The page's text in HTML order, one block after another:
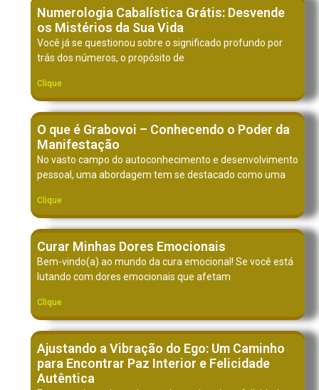
Numerologia Cabalística Grátis: Desvende
os Mistérios da Sua Vida
Você já se questionou sobre o significado profundo por
trás dos números, o propósito de
Clique
O que é Grabovoi – Conhecendo o Poder da
Manifestação
No vasto campo do autoconhecimento e desenvolvimento
pessoal, uma abordagem tem se destacado como uma
Clique
Curar Minhas Dores Emocionais
Bem-vindo(a) ao mundo da cura emocional! Se você está
lutando com dores emocionais que afetam
Clique
Ajustando a Vibração do Ego: Um Caminho
para Encontrar Paz Interior e Felicidade
Autêntica